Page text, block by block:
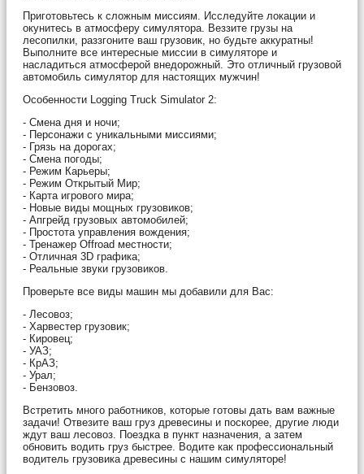
Приготовьтесь к сложным миссиям. Исследуйте локации и
окунитесь в атмосферу симулятора. Веззите грузы на
лесопилки, раззгоните ваш грузовик, но будьте аккуратны!
Выполните все интересные миссии в симуляторе и
насладиться атмосферой внедорожный. Это отличный грузовой
автомобиль симулятор для настоящих мужчин!
Особенности Logging Truck Simulator 2:
- Смена дня и ночи;
- Персонажи с уникальными миссиями;
- Грязь на дорогах;
- Смена погоды;
- Режим Карьеры;
- Режим Открытый Мир;
- Карта игрового мира;
- Новые виды мощных грузовиков;
- Апгрейд грузовых автомобилей;
- Простота управления вождения;
- Тренажер Offroad местности;
- Отличная 3D графика;
- Реальные звуки грузовиков.
Проверьте все виды машин мы добавили для Вас:
- Лесовоз;
- Харвестер грузовик;
- Кировец;
- УАЗ;
- КрАЗ;
- Урал;
- Бензовоз.
Встретить много работников, которые готовы дать вам важные
задачи! Отвезите ваш груз древесины и поскорее, другие люди
ждут ваш лесовоз. Поездка в пункт назначения, а затем
обновить водить груз быстрее. Водите как профессиональный
водитель грузовика древесины с нашим симуляторе!